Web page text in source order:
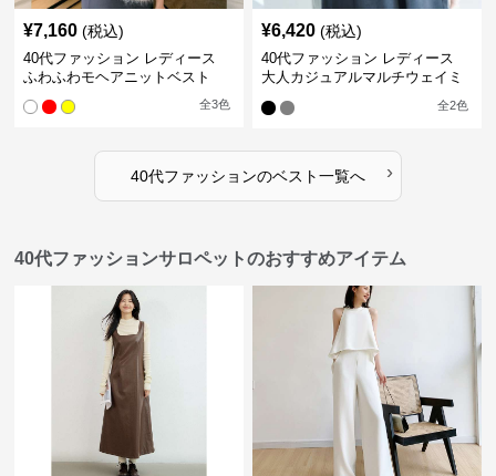
¥7,160 (税込)
40代ファッション レディース
ふわふわモヘアニットベスト
全3色
¥6,420 (税込)
40代ファッション レディース
大人カジュアルマルチウェイミ
全2色
40代ファッションのベスト一覧へ ›
40代ファッションサロペットのおすすめアイテム